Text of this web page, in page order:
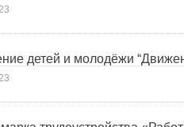
детей и молодёжи